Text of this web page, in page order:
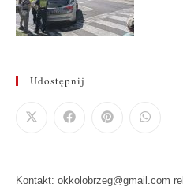
Udostępnij
Kontakt: okkolobrzeg@gmail.com